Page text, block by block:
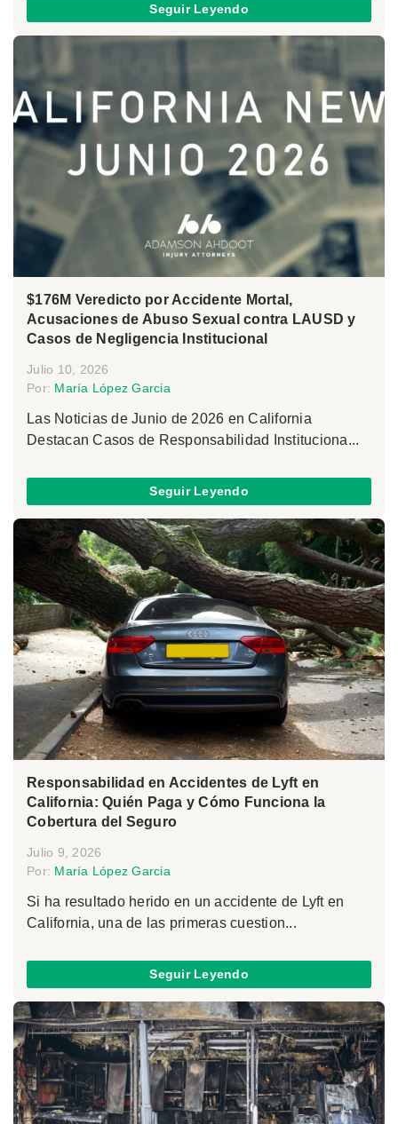
Seguir Leyendo
$176M Veredicto por Accidente Mortal,
Acusaciones de Abuso Sexual contra LAUSD y
Casos de Negligencia Institucional
Julio 10, 2026
Por: María López Garcia
Las Noticias de Junio de 2026 en California
Destacan Casos de Responsabilidad Instituciona...
Seguir Leyendo
Responsabilidad en Accidentes de Lyft en
California: Quién Paga y Cómo Funciona la
Cobertura del Seguro
Julio 9, 2026
Por: María López Garcia
Si ha resultado herido en un accidente de Lyft en
California, una de las primeras cuestion...
Seguir Leyendo